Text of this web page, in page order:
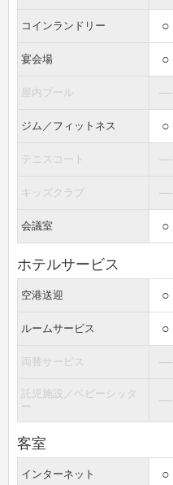
コインランドリー ○
宴会場 ○
屋内プール ―
ジム／フィットネス ○
テニスコート ―
キッズクラブ ―
会議室 ○
ホテルサービス
空港送迎 ○
ルームサービス ○
両替サービス ―
託児施設／ベビーシッタ
ー
―
客室
インターネット ○